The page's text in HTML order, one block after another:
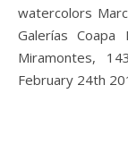
watercolors
Galerías Coapa
Miramontes,
February 24th